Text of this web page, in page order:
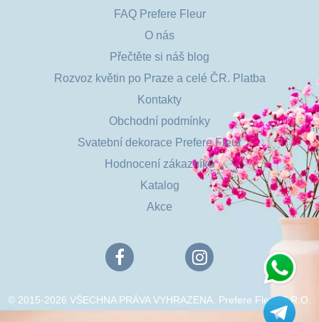
FAQ Prefere Fleur
O nás
Přečtěte si náš blog
Rozvoz květin po Praze a celé ČR. Platba
Kontakty
Obchodní podmínky
Svatební dekorace Prefere Fleur
Hodnocení zákazníků
Katalog
Akce
© 2015-2026 VŠECHNA PRÁVA VYHRAZENA. Prefere Fleur S.R.O.